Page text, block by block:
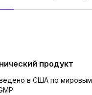
продукт
в США по мировым